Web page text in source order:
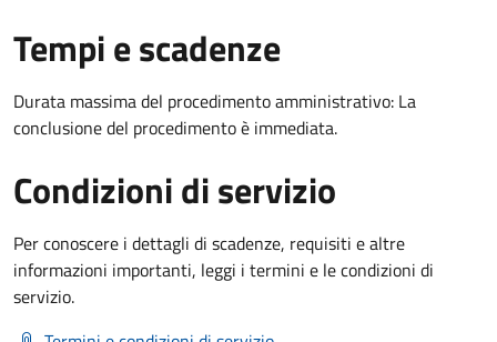
Tempi e scadenze
Durata massima del procedimento amministrativo: La
conclusione del procedimento è immediata.
Condizioni di servizio
Per conoscere i dettagli di scadenze, requisiti e altre
informazioni importanti, leggi i termini e le condizioni di
servizio.